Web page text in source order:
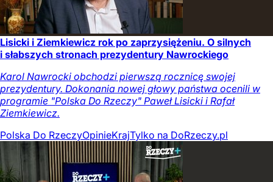
Lisicki i Ziemkiewicz rok po zaprzysiężeniu. O silnych
i słabszych stronach prezydentury Nawrockiego
Karol Nawrocki obchodzi pierwszą rocznicę swojej
prezydentury. Dokonania nowej głowy państwa ocenili w
programie "Polska Do Rzeczy" Paweł Lisicki i Rafał
Ziemkiewicz.
Polska Do RzeczyOpinieKrajTylko na DoRzeczy.pl